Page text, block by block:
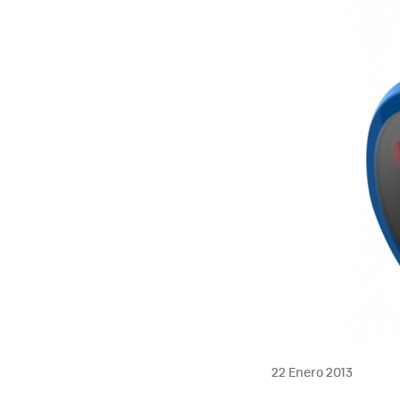
22 Enero 2013